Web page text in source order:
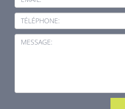
TÉLÉPHONE:
MESSAGE: